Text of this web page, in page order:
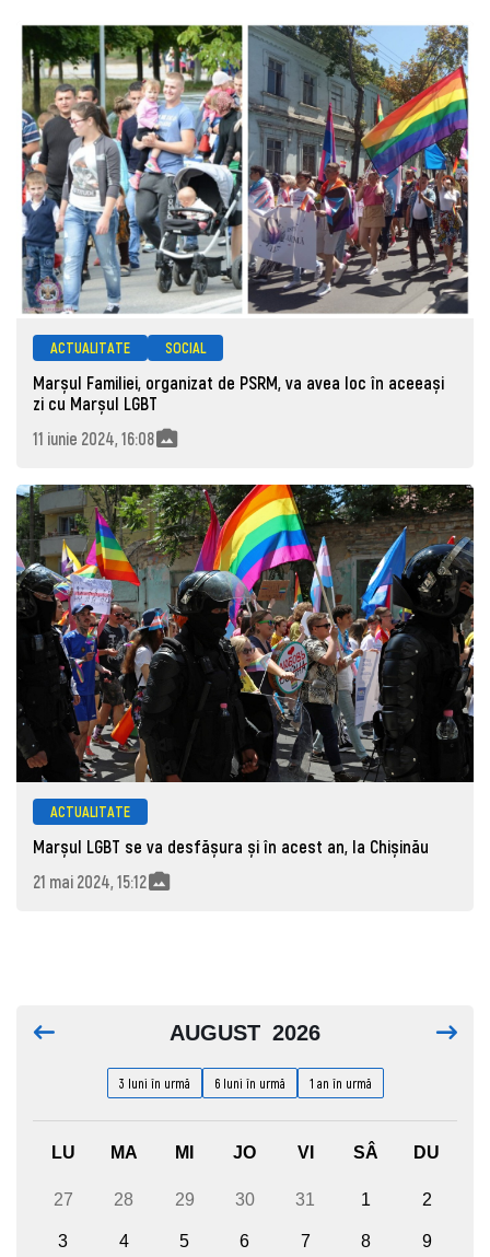
ACTUALITATE SOCIAL
Marșul Familiei, organizat de PSRM, va avea loc în aceeași
zi cu Marșul LGBT
11 iunie 2024, 16:08
ACTUALITATE
Marșul LGBT se va desfășura și în acest an, la Chișinău
21 mai 2024, 15:12
AUGUST 2026
3 luni în urmă 6 luni în urmă 1 an în urmă
LU MA MI JO VI SÂ DU
27 28 29 30 31 1 2
3 4 5 6 7 8 9